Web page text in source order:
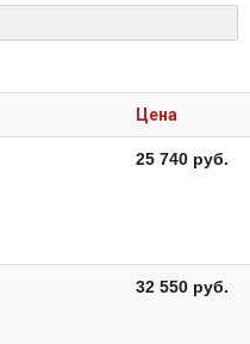
Цена
25 740 руб.
32 550 руб.